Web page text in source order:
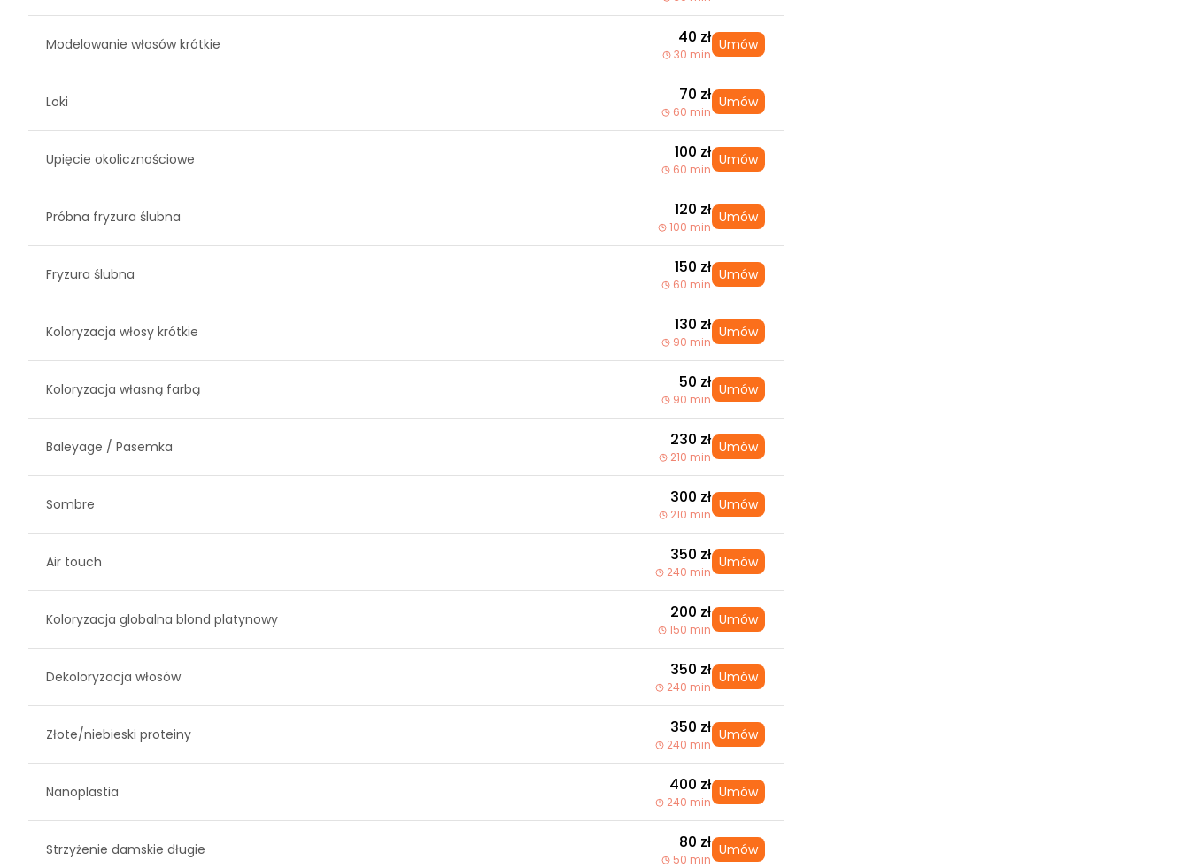
Modelowanie włosów krótkie 40 zł
30 min
Umów
Loki 70 zł
60 min
Umów
Upięcie okolicznościowe 100 zł
60 min
Umów
Próbna fryzura ślubna 120 zł
100 min
Umów
Fryzura ślubna 150 zł
60 min
Umów
Koloryzacja włosy krótkie 130 zł
90 min
Umów
Koloryzacja własną farbą 50 zł
90 min
Umów
Baleyage / Pasemka 230 zł
210 min
Umów
Sombre 300 zł
210 min
Umów
Air touch 350 zł
240 min
Umów
Koloryzacja globalna blond platynowy 200 zł
150 min
Umów
Dekoloryzacja włosów 350 zł
240 min
Umów
Złote/niebieski proteiny 350 zł
240 min
Umów
Nanoplastia 400 zł
240 min
Umów
Strzyżenie damskie długie 80 zł
50 min
Umów